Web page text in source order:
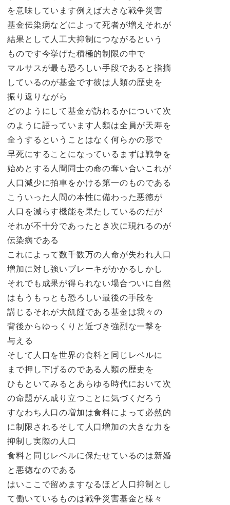
を意味しています例えば大きな戦争災害
基金伝染病などによって死者が増えそれが
結果として人工大抑制につながるという
ものです今挙げた積極的制限の中で
マルサスが最も恐ろしい手段であると指摘
しているのが基金です彼は人類の歴史を
振り返りながら
どのようにして基金が訪れるかについて次
のように語っています人類は全員が天寿を
全うするということはなく何らかの形で
早死にすることになっているまずは戦争を
始めとする人間同士の命の奪い合いこれが
人口減少に拍車をかける第一のものである
こういった人間の本性に備わった悪徳が
人口を減らす機能を果たしているのだが
それが不十分であったとき次に現れるのが
伝染病である
これによって数千数万の人命が失われ人口
増加に対し強いブレーキがかかるしかし
それでも成果が得られない場合ついに自然
はもうもっとも恐ろしい最後の手段を
講じるそれが大飢饉である基金は我々の
背後からゆっくりと近づき強烈な一撃を
与える
そして人口を世界の食料と同じレベルに
まで押し下げるのである人類の歴史を
ひもといてみるとあらゆる時代において次
の命題がん成り立つことに気づくだろう
すなわち人口の増加は食料によって必然的
に制限されるそして人口増加の大きな力を
抑制し実際の人口
食料と同じレベルに保たせているのは新婚
と悪徳なのである
はいここで留めますなるほど人口抑制とし
て働いているものは戦争災害基金と様々